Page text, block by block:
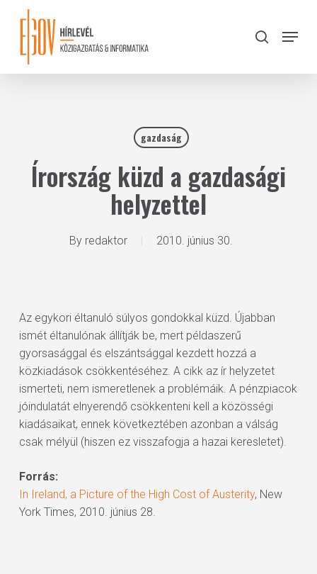
content
search
Menu
gazdaság
Írország küzd a gazdasági
helyzettel
By redaktor 2010. június 30.
Az egykori éltanuló súlyos gondokkal küzd. Újabban
ismét éltanulónak állítják be, mert példaszerű
gyorsasággal és elszántsággal kezdett hozzá a
közkiadások csökkentéséhez. A cikk az ír helyzetet
ismerteti, nem ismeretlenek a problémáik. A pénzpiacok
jóindulatát elnyerendő csökkenteni kell a közösségi
kiadásaikat, ennek következtében azonban a válság
csak mélyül (hiszen ez visszafogja a hazai keresletet).
Forrás:
In Ireland, a Picture of the High Cost of Austerity, New
York Times, 2010. június 28.
Close